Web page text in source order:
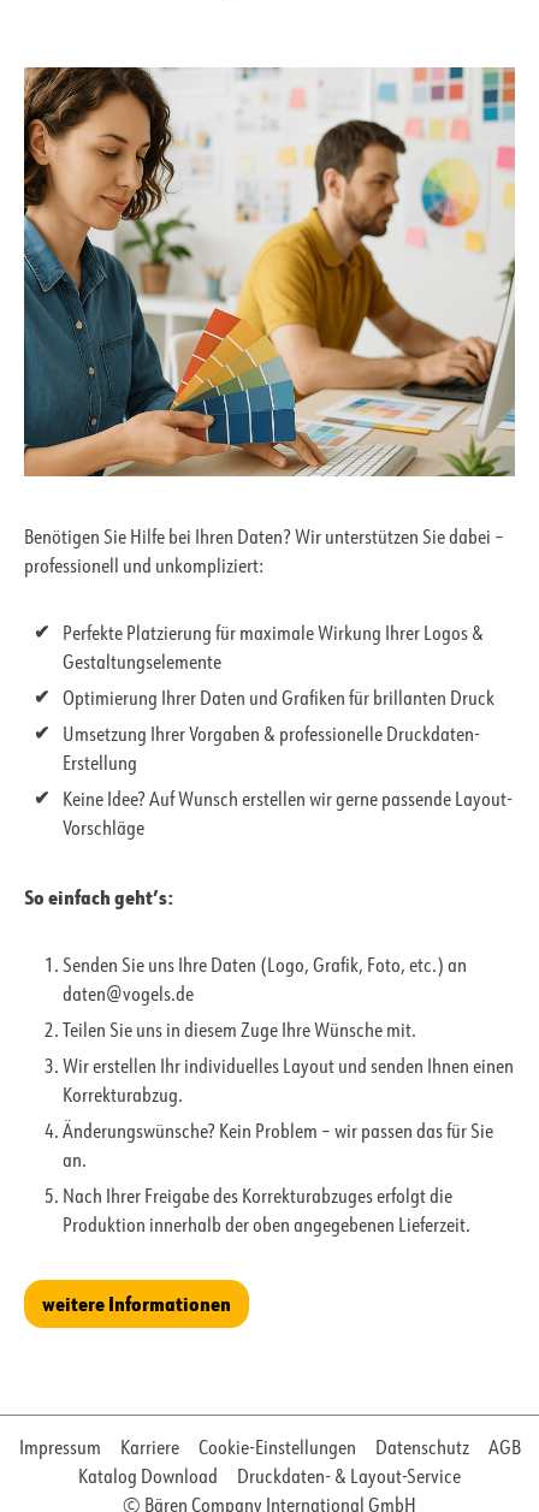
Benötigen Sie Hilfe bei Ihren Daten? Wir unterstützen Sie dabei –
professionell und unkompliziert:
Perfekte Platzierung für maximale Wirkung Ihrer Logos &
Gestaltungselemente
Optimierung Ihrer Daten und Grafiken für brillanten Druck
Umsetzung Ihrer Vorgaben & professionelle Druckdaten-
Erstellung
Keine Idee? Auf Wunsch erstellen wir gerne passende Layout-
Vorschläge
So einfach geht’s:
Senden Sie uns Ihre Daten (Logo, Grafik, Foto, etc.) an
daten@vogels.de
Teilen Sie uns in diesem Zuge Ihre Wünsche mit.
Wir erstellen Ihr individuelles Layout und senden Ihnen einen
Korrekturabzug.
Änderungswünsche? Kein Problem – wir passen das für Sie
an.
Nach Ihrer Freigabe des Korrekturabzuges erfolgt die
Produktion innerhalb der oben angegebenen Lieferzeit.
weitere Informationen
Impressum Karriere Cookie-Einstellungen Datenschutz
AGB
Katalog Download
Druckdaten- & Layout-Service
© Bären Company International GmbH